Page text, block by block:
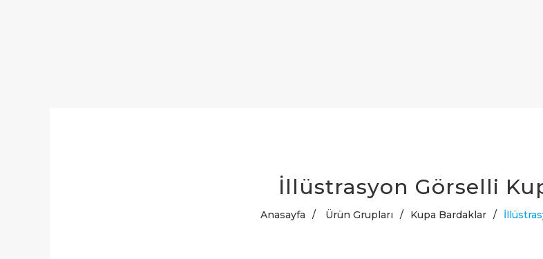
İllüstrasyon Görselli
Anasayfa / Ürün Grupları / Kupa Bardaklar /